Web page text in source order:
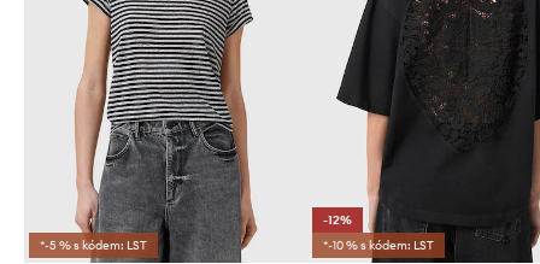
*-5 % s kódem: LST
-12%
*-10 % s kódem: LST